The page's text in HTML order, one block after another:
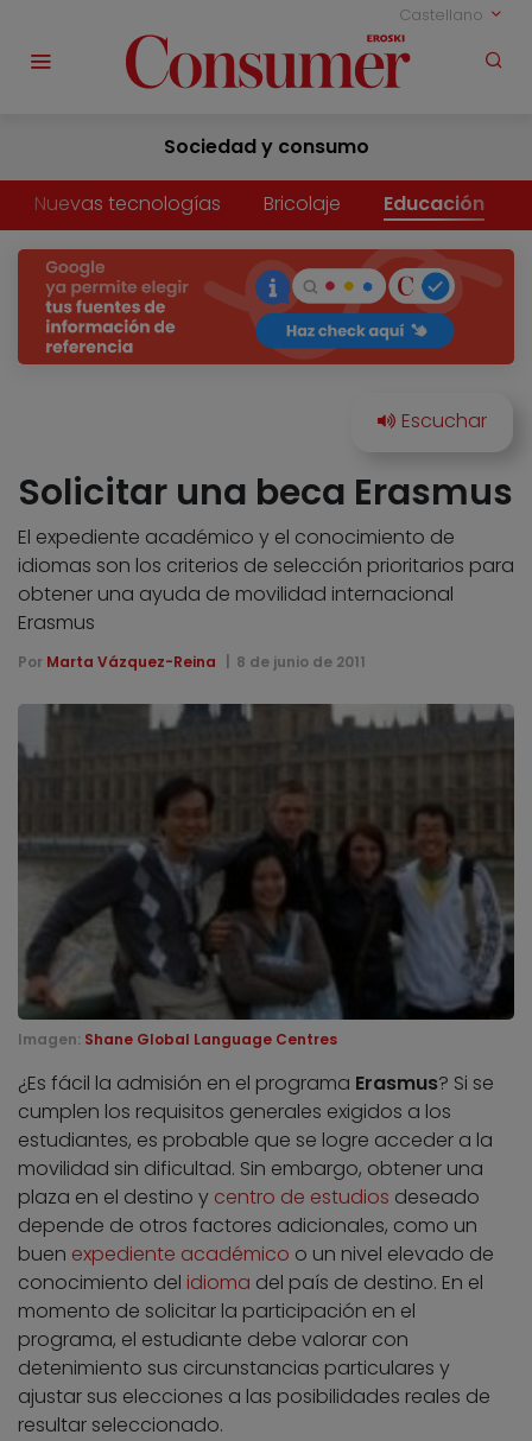
Castellano
Sociedad y consumo
Nuevas tecnologías Bricolaje Educación
Solicitar una beca Erasmus
El expediente académico y el conocimiento de
idiomas son los criterios de selección prioritarios para
obtener una ayuda de movilidad internacional
Erasmus
Por Marta Vázquez-Reina 8 de junio de 2011
Imagen: Shane Global Language Centres
¿Es fácil la admisión en el programa Erasmus? Si se
cumplen los requisitos generales exigidos a los
estudiantes, es probable que se logre acceder a la
movilidad sin dificultad. Sin embargo, obtener una
plaza en el destino y centro de estudios deseado
depende de otros factores adicionales, como un
buen expediente académico o un nivel elevado de
conocimiento del idioma del país de destino. En el
momento de solicitar la participación en el
programa, el estudiante debe valorar con
detenimiento sus circunstancias particulares y
ajustar sus elecciones a las posibilidades reales de
resultar seleccionado.